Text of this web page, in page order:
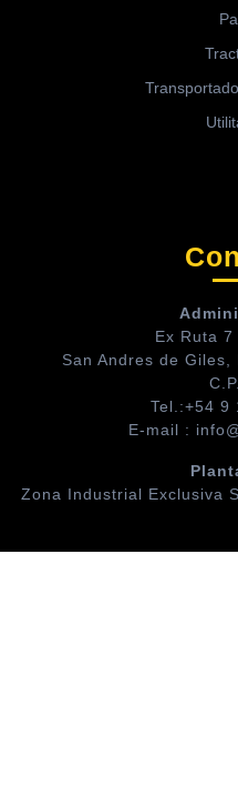
Ex Ruta
San Andres de Giles,
Tel.:+54 9
E-mail :
Zona Industrial Exclusiva